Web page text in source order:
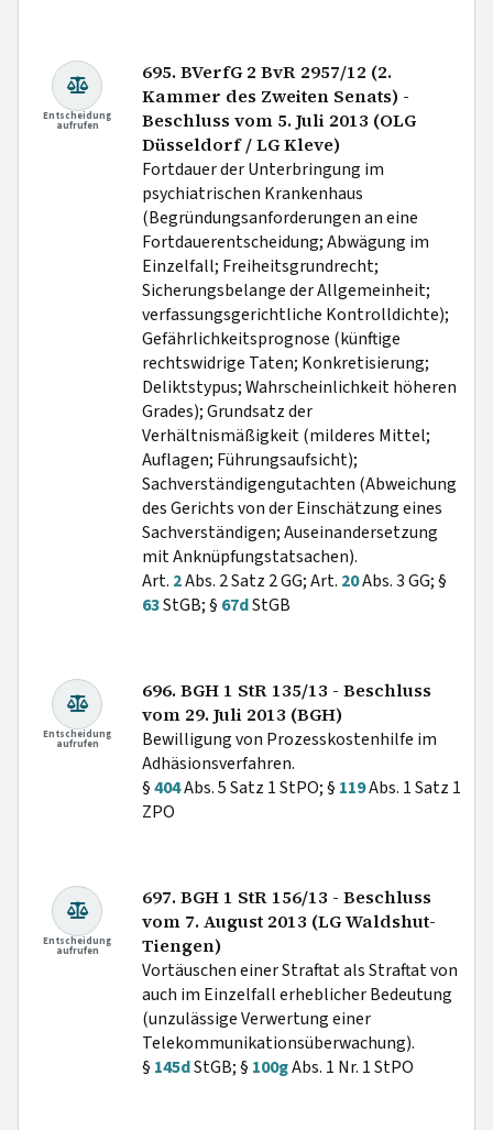
Entscheidung
aufrufen
695. BVerfG 2 BvR 2957/12 (2.
Kammer des Zweiten Senats) -
Beschluss vom 5. Juli 2013 (OLG
Düsseldorf / LG Kleve)
Fortdauer der Unterbringung im
psychiatrischen Krankenhaus
(Begründungsanforderungen an eine
Fortdauerentscheidung; Abwägung im
Einzelfall; Freiheitsgrundrecht;
Sicherungsbelange der Allgemeinheit;
verfassungsgerichtliche Kontrolldichte);
Gefährlichkeitsprognose (künftige
rechtswidrige Taten; Konkretisierung;
Deliktstypus; Wahrscheinlichkeit höheren
Grades); Grundsatz der
Verhältnismäßigkeit (milderes Mittel;
Auflagen; Führungsaufsicht);
Sachverständigengutachten (Abweichung
des Gerichts von der Einschätzung eines
Sachverständigen; Auseinandersetzung
mit Anknüpfungstatsachen).
Art. 2Abs. 2 Satz 2 GG; Art. 20Abs. 3 GG; §
63StGB; § 67dStGB
Entscheidung
aufrufen
696. BGH 1 StR 135/13 - Beschluss
vom 29. Juli 2013 (BGH)
Bewilligung von Prozesskostenhilfe im
Adhäsionsverfahren.
§404Abs. 5 Satz 1 StPO; § 119Abs. 1 Satz 1
ZPO
Entscheidung
aufrufen
697. BGH 1 StR 156/13 - Beschluss
vom 7. August 2013 (LG Waldshut-
Tiengen)
Vortäuschen einer Straftat als Straftat von
auch im Einzelfall erheblicher Bedeutung
(unzulässige Verwertung einer
Telekommunikationsüberwachung).
§ 145dStGB; § 100gAbs. 1 Nr. 1 StPO